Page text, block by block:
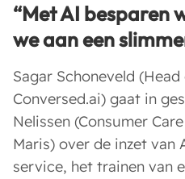
“Met AI besparen
we aan een
Sagar Schoneveld
Conversed.ai) gaat in
Nelissen (Consumer
Maris) over de inzet van
service, het trainen van